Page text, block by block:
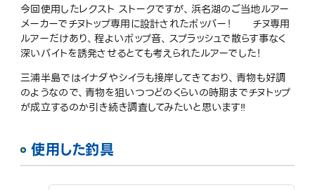
今回使用したレクスト ストークですが、浜名湖のご当地ルアー
メーカーでチヌトップ専用に設計されたポッパー！ チヌ専用
ルアーだけあり、程よいポップ音、スプラッシュで散らす事なく
深いバイトを誘発させるとても考えられたルアーでした！
三浦半島ではイナダやシイラも接岸してきており、青物も好調
のようなので、青物を狙いつつどのくらいの時期までチヌトップ
が成立するのか引き続き調査してみたいと思います‼️
使用した釣具